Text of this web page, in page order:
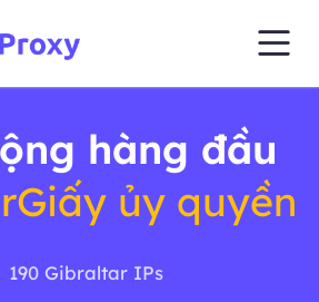
hàng đầu
ủy quyền
190 Gibraltar IPs